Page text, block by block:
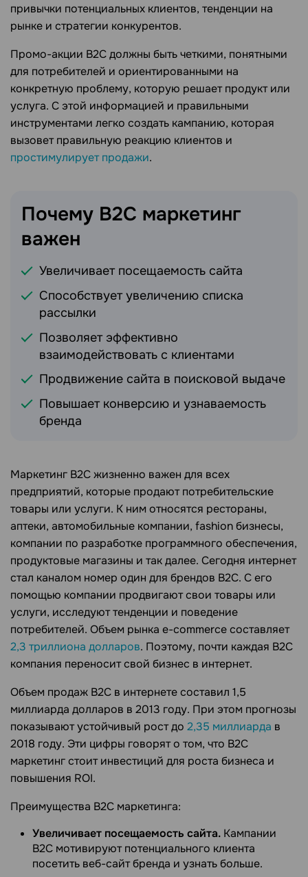
привычки потенциальных клиентов, тенденции на
рынке и стратегии конкурентов.
Промо-акции B2C должны быть четкими, понятными
для потребителей и ориентированными на
конкретную проблему, которую решает продукт или
услуга. С этой информацией и правильными
инструментами легко создать кампанию, которая
вызовет правильную реакцию клиентов и
простимулирует продажи.
Почему B2C маркетинг
важен
Увеличивает посещаемость сайта
Способствует увеличению списка
рассылки
Позволяет эффективно
взаимодействовать с клиентами
Продвижение сайта в поисковой выдаче
Повышает конверсию и узнаваемость
бренда
Маркетинг B2C жизненно важен для всех
предприятий, которые продают потребительские
товары или услуги. К ним относятся рестораны,
аптеки, автомобильные компании, fashion бизнесы,
компании по разработке программного обеспечения,
продуктовые магазины и так далее. Сегодня интернет
стал каналом номер один для брендов B2C. С его
помощью компании продвигают свои товары или
услуги, исследуют тенденции и поведение
потребителей. Объем рынка e-commerce составляет
2,3 триллиона долларов. Поэтому, почти каждая B2C
компания переносит свой бизнес в интернет.
Объем продаж B2C в интернете составил 1,5
миллиарда долларов в 2013 году. При этом прогнозы
показывают устойчивый рост до 2,35 миллиарда в
2018 году. Эти цифры говорят о том, что B2C
маркетинг стоит инвестиций для роста бизнеса и
повышения ROI.
Преимущества B2C маркетинга:
Увеличивает посещаемость сайта. Кампании
B2C мотивируют потенциального клиента
посетить веб-сайт бренда и узнать больше.